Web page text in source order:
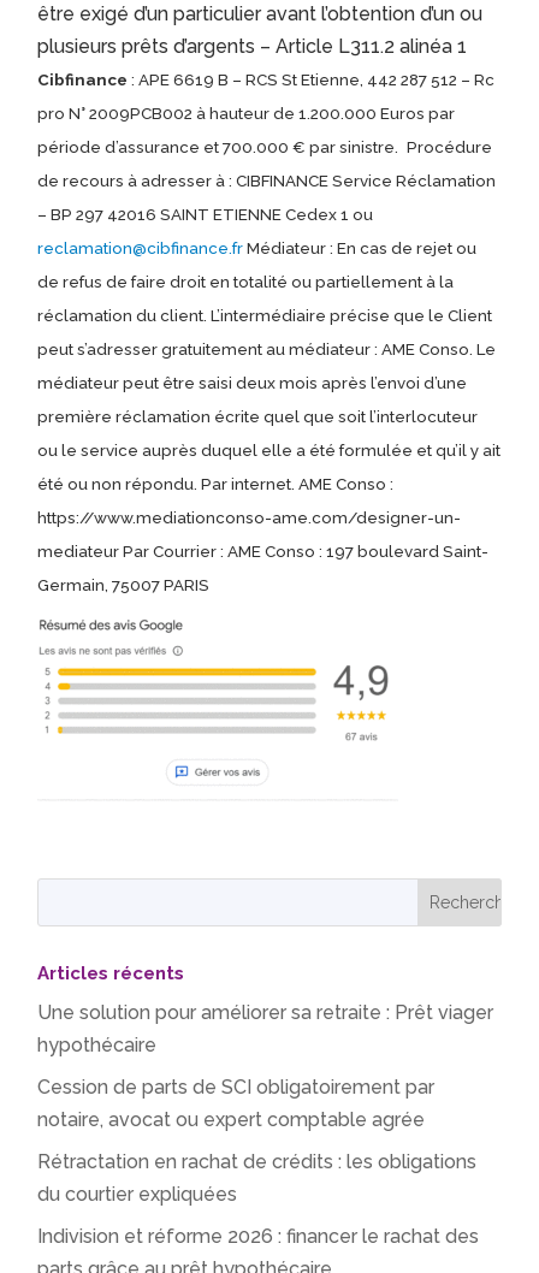
être exigé d’un particulier avant l’obtention d’un ou
plusieurs prêts d’argents – Article L311.2 alinéa 1
Cibfinance: APE 6619 B – RCS St Etienne, 442 287 512 – Rc
pro N° 2009PCB002 à hauteur de 1.200.000 Euros par
période d’assurance et 700.000 € par sinistre.
Procédure
de recours à adresser à : CIBFINANCE Service Réclamation
– BP 297 42016 SAINT ETIENNE Cedex 1 ou
reclamation@cibfinance.frMédiateur : En cas de rejet ou
de refus de faire droit en totalité ou partiellement à la
réclamation du client. L’intermédiaire précise que le Client
peut s’adresser gratuitement au médiateur : AME Conso. Le
médiateur peut être saisi deux mois après l’envoi d’une
première réclamation écrite quel que soit l’interlocuteur
ou le service auprès duquel elle a été formulée et qu’il y ait
été ou non répondu. Par internet. AME Conso :
https://www.mediationconso-ame.com/designer-un-
mediateur Par Courrier : AME Conso : 197 boulevard Saint-
Germain, 75007 PARIS
Articles récents
Une solution pour améliorer sa retraite : Prêt viager
hypothécaire
Cession de parts de SCI obligatoirement par
notaire, avocat ou expert comptable agrée
Rétractation en rachat de crédits : les obligations
du courtier expliquées
Indivision et réforme 2026 : financer le rachat des